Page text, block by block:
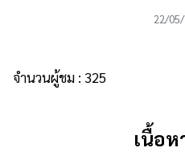
22/
จำนวนผู้ชม : 325
เนื้อ